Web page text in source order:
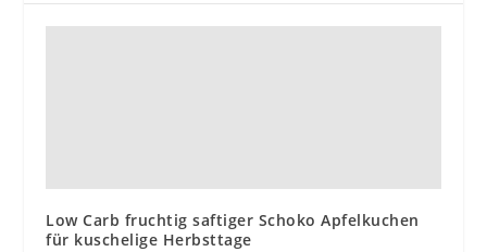
Low Carb fruchtig saftiger Schoko Apfelkuchen
für kuschelige Herbsttage